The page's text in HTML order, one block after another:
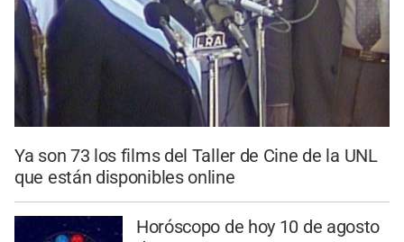
Ya son 73 los films del Taller de Cine de la UNL
que están disponibles online
Horóscopo de hoy 10 de agosto